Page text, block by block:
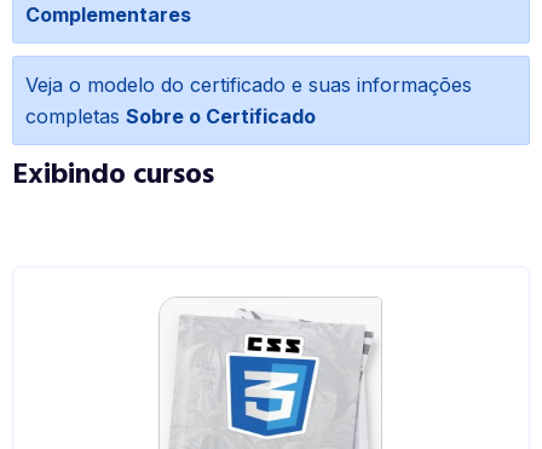
Complementares
Veja o modelo do certificado e suas informações
completas Sobre o Certificado
Exibindo cursos